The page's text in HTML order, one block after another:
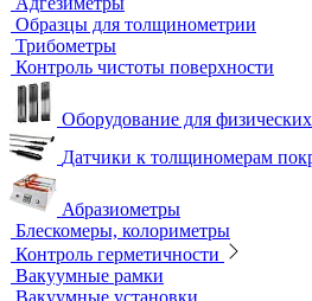
Вихретоковый контроль
Вихретоковые дефектоскопы
Вихретоковые преобразователи
Вихретоковые толщиномеры
Контрольные образцы для
Приборы для измерения
Импедансный контроль
Импедансные дефектоскопы
Тестеры
Контроль изоляции и покрытий
Толщиномеры покрытий
Контроль качества покрытий
Адгезиметры
Образцы для толщинометрии